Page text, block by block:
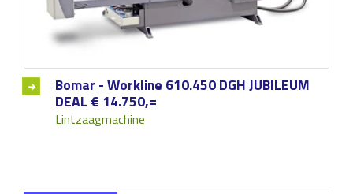
Bomar - Workline 610.450 DGH JUBILEUM
DEAL € 14.750,=
Lintzaagmachine